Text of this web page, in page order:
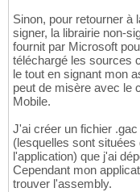
Sinon, pour retourner à
signer, la librairie non-
fournit par Microsoft
téléchargé les sources
le tout en signant mon
peut de misère avec le
Mobile.
J'ai créer un fichier
(lesquelles sont
l'application) que j'ai
Cependant mon
trouver l'assembly.